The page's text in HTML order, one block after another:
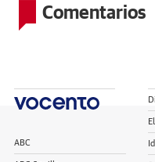
Comentarios
ABC